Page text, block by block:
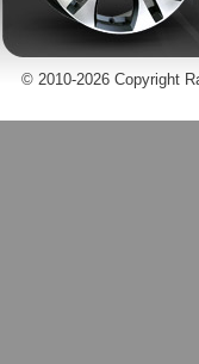
© 2010-2026 Copyright